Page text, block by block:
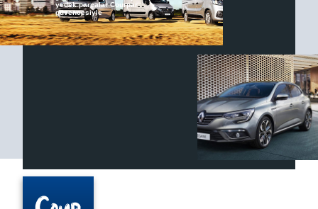
Otomobil, Suv, arazi ve ticari araçlar için
gerekli sarf malzemeler Courpar’da
Renault & Dacia Araçlarınızda
Yedek Parça Çözümleri için
En Güvenilir Destek Noktası
yedek parçalar Courpar
güvencesiyle